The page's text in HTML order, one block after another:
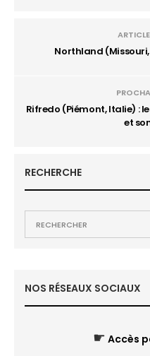
Northland (Missouri,
Rifredo (Piémont, Italie) :
et
RECHERCHE
NOS RÉSEAUX SOCIAUX
☛ Accès